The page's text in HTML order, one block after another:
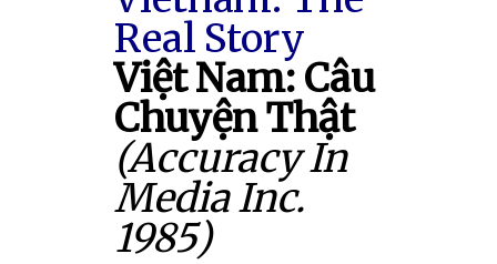
Real Story
Việt Nam: Câu
Chuyện Thật
(Accuracy In
Media Inc.
1985)